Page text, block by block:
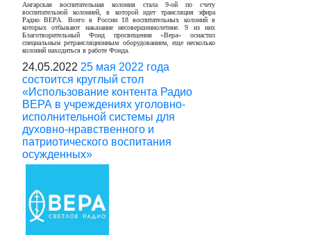
Ангарская воспитательная колония стала 9-ой по счету
воспитательной колонией, в которой идет трансляция эфира
Радио ВЕРА. Всего в России 18 воспитательных колоний в
которых отбывают наказание несовершеннолетние. 9 из них
Благотворительный Фонд просвещения «Вера» оснастил
специальным ретрансляционным оборудованием, еще несколько
колоний находиться в работе Фонда.
24.05.2022 25 мая 2022 года
состоится круглый стол
«Использование контента Радио
ВЕРА в учреждениях уголовно-
исполнительной системы для
духовно-нравственного и
патриотического воспитания
осужденных»